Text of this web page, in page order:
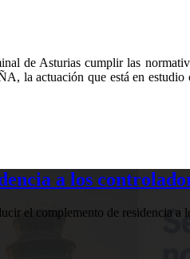
de Asturias cumplir las
la actuación que está en
a los
el complemento de residencia a